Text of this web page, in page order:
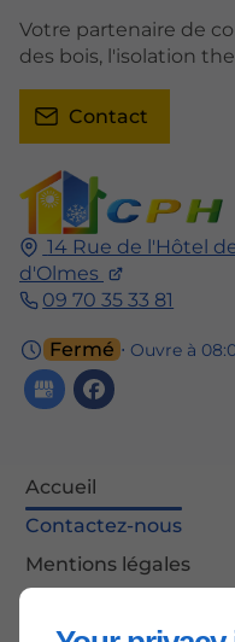
14 Rue de l'Hôtel
d'Olmes
09 70 35 33 81
Fermé ⋅ Ouvre à
Accueil
Contactez-nous
Mentions légales
Votre partenaire de
des bois, l'isolation
Contact